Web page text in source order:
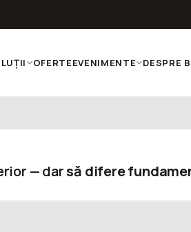
OFERTEEVENIMENTE DESPRE
— darsă difere